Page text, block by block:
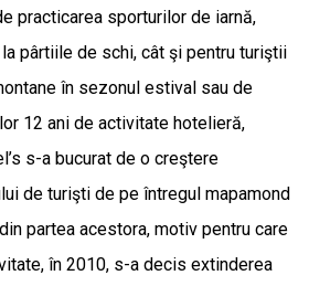
practicarea sporturilor de iarnă,
pârtiile de schi, cât şi pentru turiştii
în sezonul estival sau de
12 ani de activitate hotelieră,
s-a bucurat de o creştere
de turişti de pe întregul mapamond
partea acestora, motiv pentru care
în 2010, s-a decis extinderea